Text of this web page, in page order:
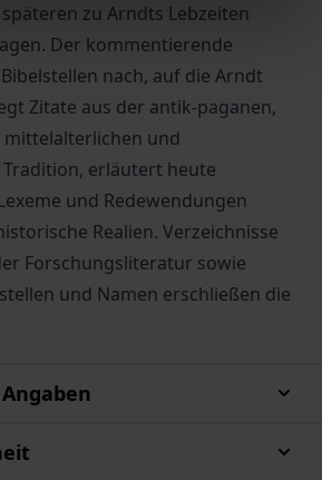
zu Arndts Lebzeiten
Der kommentierende
nach, auf die Arndt
Zitate aus der antik-paganen,
und
erläutert heute
und Redewendungen
Realien. Verzeichnisse
Forschungsliteratur sowie
und Namen erschließen die